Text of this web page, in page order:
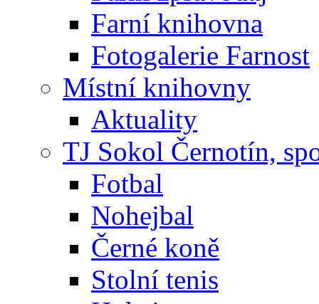
Farní knihovna
Fotogalerie Farnost
Místní knihovny
Aktuality
TJ Sokol Černotín,
Fotbal
Nohejbal
Černé koně
Stolní tenis